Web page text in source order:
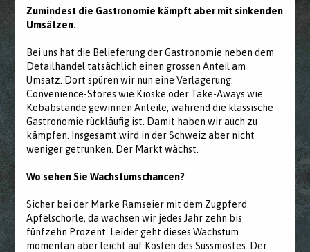
Zumindest die Gastronomie kämpft aber mit sinkenden
Umsätzen.
Bei uns hat die Belieferung der Gastronomie neben dem
Detailhandel tatsächlich einen grossen Anteil am
Umsatz. Dort spüren wir nun eine Verlagerung:
Convenience-Stores wie Kioske oder Take-Aways wie
Kebabstände gewinnen Anteile, während die klassische
Gastronomie rückläufig ist. Damit haben wir auch zu
kämpfen. Insgesamt wird in der Schweiz aber nicht
weniger getrunken. Der Markt wächst.
Wo sehen Sie Wachstumschancen?
Sicher bei der Marke Ramseier mit dem Zugpferd
Apfelschorle, da wachsen wir jedes Jahr zehn bis
fünfzehn Prozent. Leider geht dieses Wachstum
momentan aber leicht auf Kosten des Süssmostes. Der